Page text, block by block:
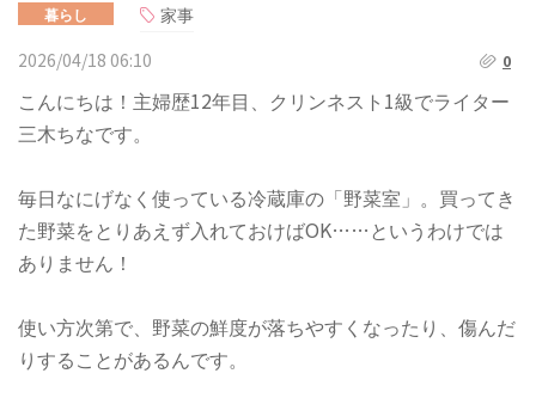
暮らし
家事
2026/04/18 06:10
0
こんにちは！主婦歴12年目、クリンネスト1級でライター
三木ちなです。
毎日なにげなく使っている冷蔵庫の「野菜室」。買ってき
た野菜をとりあえず入れておけばOK……というわけでは
ありません！
使い方次第で、野菜の鮮度が落ちやすくなったり、傷んだ
りすることがあるんです。